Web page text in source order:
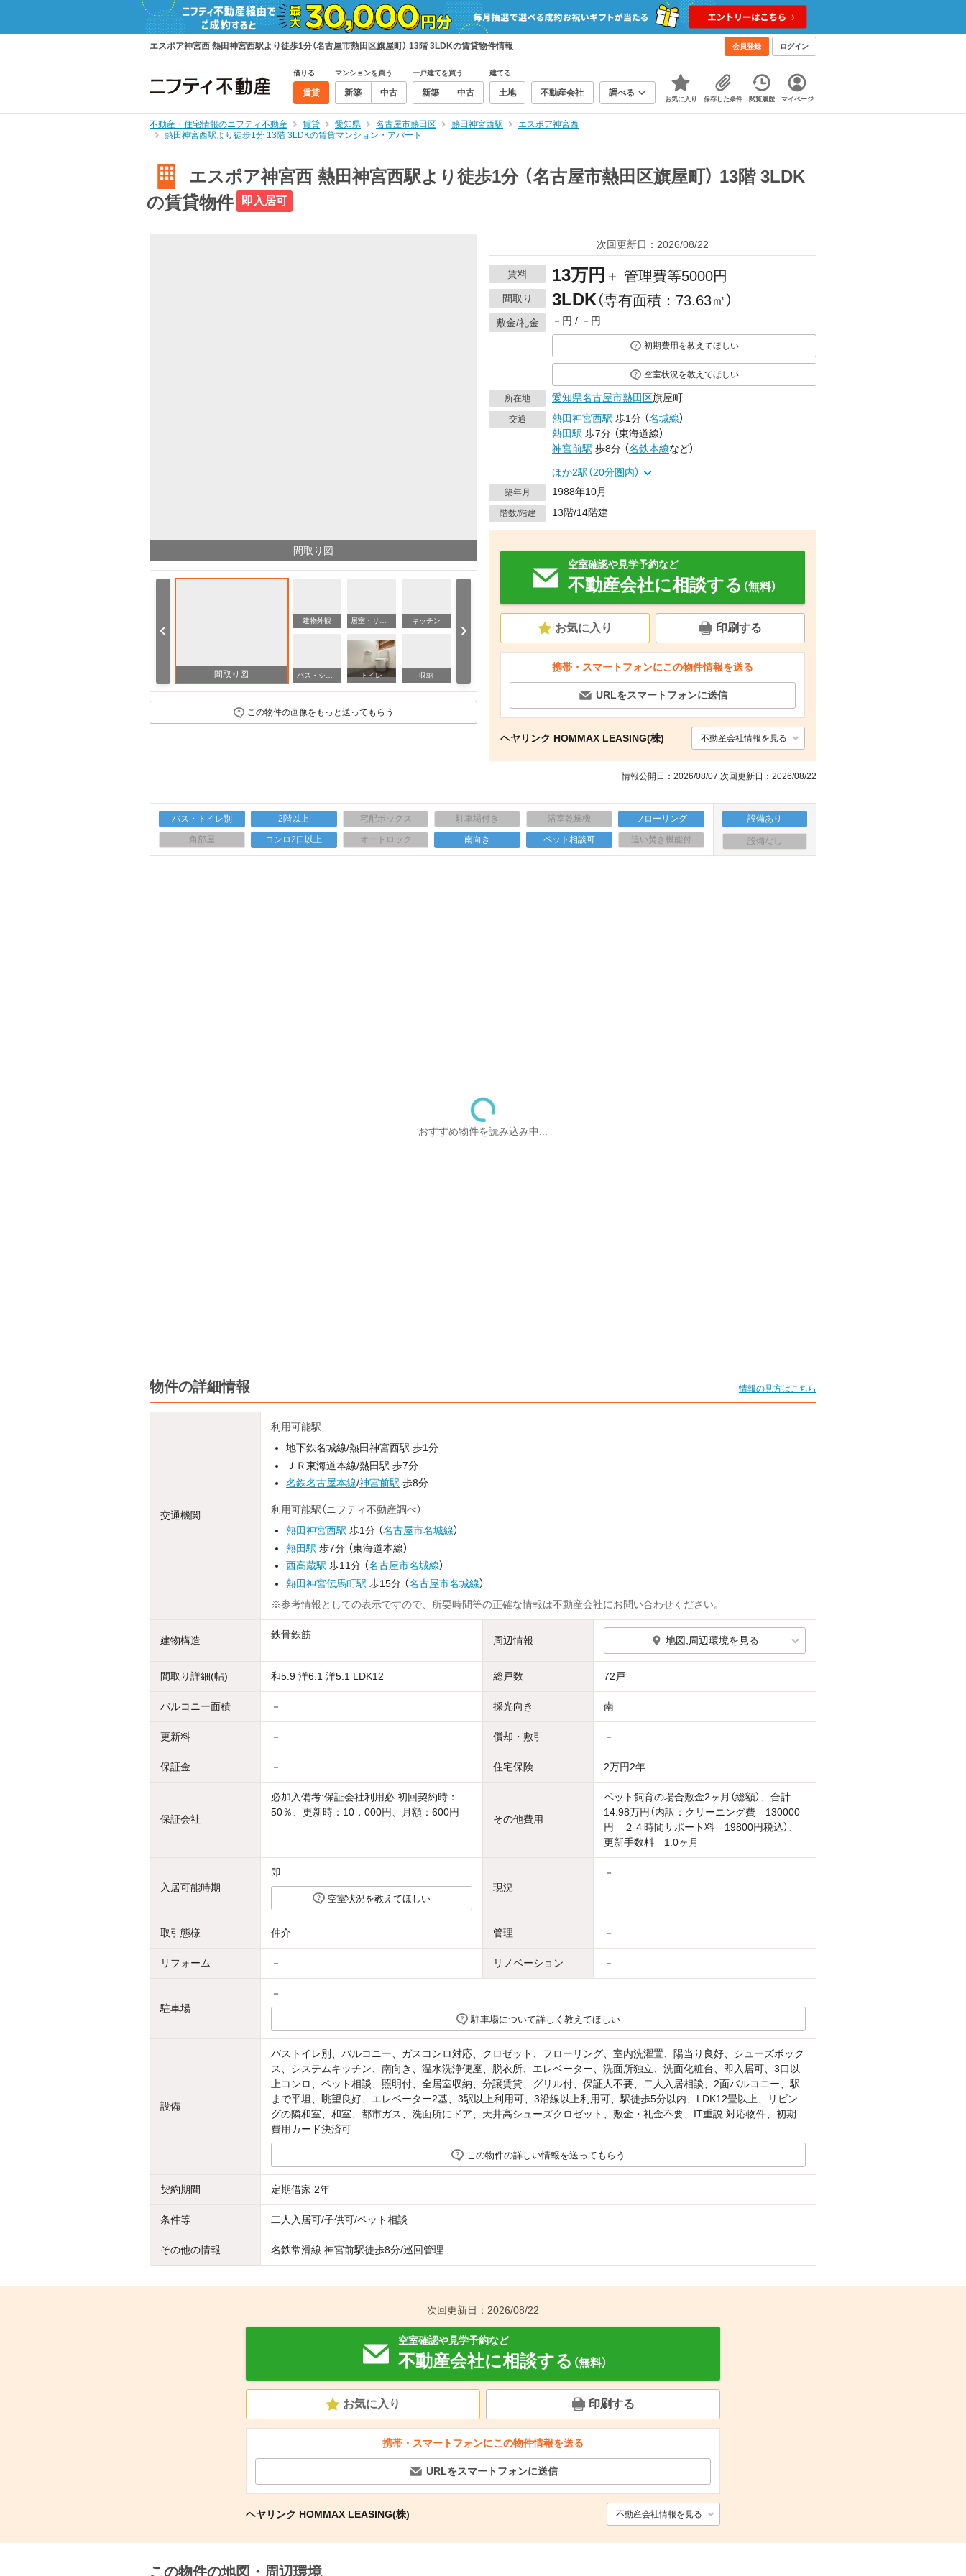
エスポア神宮西 熱田神宮西駅より徒歩1分（名古屋市熱田区旗屋町） 13階 3LDKの賃貸物件情報 会員登録 ログイン
借りる
賃貸
マンションを買う
新築 中古
一戸建てを買う
新築 中古
建てる
土地 不動産会社 調べる
お気に入り 保存した条件 閲覧履歴 マイページ
不動産・住宅情報のニフティ不動産 賃貸 愛知県 名古屋市熱田区 熱田神宮西駅
エスポア神宮西
熱田神宮西駅より徒歩1分 13階 3LDKの賃貸マンション・アパート
エスポア神宮西 熱田神宮西駅より徒歩1分 （名古屋市熱田区旗屋町） 13階 3LDK
の賃貸物件
即入居可
間取り図
間取り図
建物外観 居室・リビング キッチン
トイレ 収納 その他部屋・スペース
バルコニー
この物件の画像をもっと送ってもらう
次回更新日：2026/08/22
賃料 13万円 ＋ 管理費等5000円
間取り 3LDK（専有面積：73.63㎡）
敷金/礼金 －円 / －円
初期費用を教えてほしい
空室状況を教えてほしい
所在地 愛知県名古屋市熱田区旗屋町
交通 熱田神宮西駅 歩1分 （名城線）
熱田駅 歩7分 （東海道線）
神宮前駅 歩8分 （名鉄本線など）
ほか2駅（20分圏内）
築年月 1988年10月
階数/階建 13階/14階建
空室確認や見学予約など
不動産会社に相談する （無料）
お気に入り 印刷する
携帯・スマートフォンにこの物件情報を送る
URLをスマートフォンに送信
ヘヤリンク HOMMAX LEASING(株) 不動産会社情報を見る
情報公開日：2026/08/07 次回更新日：2026/08/22
バス・トイレ別 2階以上 宅配ボックス 駐車場付き 浴室乾燥機 フローリング
角部屋 コンロ2口以上 オートロック 南向き ペット相談可 追い焚き機能付
設備あり
設備なし
おすすめ物件を読み込み中...
物件の詳細情報 情報の見方はこちら
交通機関
利用可能駅
地下鉄名城線/熱田神宮西駅 歩1分
ＪＲ東海道本線/熱田駅 歩7分
名鉄名古屋本線/神宮前駅 歩8分
利用可能駅（ニフティ不動産調べ）
熱田神宮西駅 歩1分 （名古屋市名城線）
熱田駅 歩7分 （東海道本線）
西高蔵駅 歩11分 （名古屋市名城線）
熱田神宮伝馬町駅 歩15分 （名古屋市名城線）
※参考情報としての表示ですので、所要時間等の正確な情報は不動産会社にお問い合わせください。
建物構造 鉄骨鉄筋 周辺情報 地図,周辺環境を見る
間取り詳細(帖) 和5.9 洋6.1 洋5.1 LDK12 総戸数 72戸
バルコニー面積 － 採光向き 南
更新料 － 償却・敷引 －
保証金 － 住宅保険 2万円2年
保証会社
必加入備考:保証会社利用必 初回契約時：
50％、更新時：10，000円、月額：600円
その他費用
ペット飼育の場合敷金2ヶ月（総額）、合計
14.98万円（内訳：クリーニング費 130000
円 ２４時間サポート料 19800円税込）、
更新手数料 1.0ヶ月
入居可能時期
即
空室状況を教えてほしい
現況
－
取引態様 仲介 管理 －
リフォーム － リノベーション －
駐車場
－
駐車場について詳しく教えてほしい
設備
バストイレ別、バルコニー、ガスコンロ対応、クロゼット、フローリング、室内洗濯置、陽当り良好、シューズボック
ス、システムキッチン、南向き、温水洗浄便座、脱衣所、エレベーター、洗面所独立、洗面化粧台、即入居可、3口以
上コンロ、ペット相談、照明付、全居室収納、分譲賃貸、グリル付、保証人不要、二人入居相談、2面バルコニー、駅
まで平坦、眺望良好、エレベーター2基、3駅以上利用可、3沿線以上利用可、駅徒歩5分以内、LDK12畳以上、リビン
グの隣和室、和室、都市ガス、洗面所にドア、天井高シューズクロゼット、敷金・礼金不要、IT重説 対応物件、初期
費用カード決済可
この物件の詳しい情報を送ってもらう
契約期間 定期借家 2年
条件等 二人入居可/子供可/ペット相談
その他の情報 名鉄常滑線 神宮前駅徒歩8分/巡回管理
次回更新日：2026/08/22
空室確認や見学予約など
不動産会社に相談する （無料）
お気に入り 印刷する
携帯・スマートフォンにこの物件情報を送る
URLをスマートフォンに送信
ヘヤリンク HOMMAX LEASING(株) 不動産会社情報を見る
この物件の地図・周辺環境